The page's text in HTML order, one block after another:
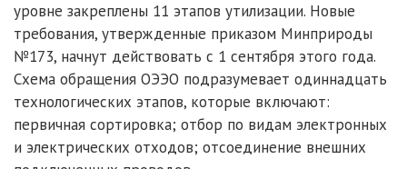
уровне закреплены 11 этапов утилизации. Новые
требования, утвержденные приказом Минприроды
№173, начнут действовать с 1 сентября этого года.
Схема обращения ОЭЭО подразумевает одиннадцать
технологических этапов, которые включают:
первичная сортировка; отбор по видам электронных
и электрических отходов; отсоединение внешних